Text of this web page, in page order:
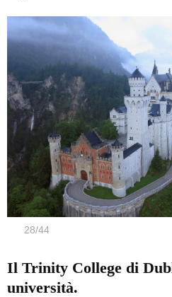
28/44
Il Trinity College di
università.